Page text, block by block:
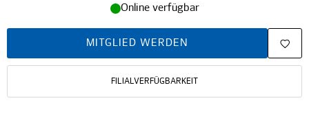
Online verfügbar
MITGLIED WERDEN
FILIALVERFÜGBARKEIT